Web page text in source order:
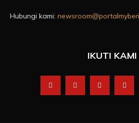
Hubungi kami:
IKUTI KAMI